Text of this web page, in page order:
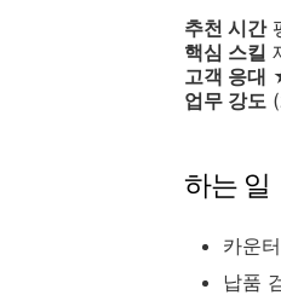
추천 시간
핵심 스킬
고객 응대
업무 강도
하는 일
카운
납품